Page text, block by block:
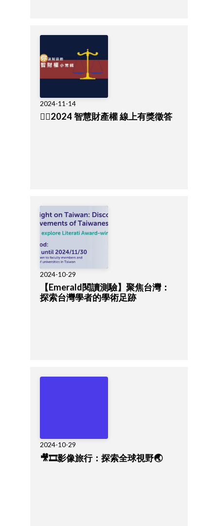
2024-11-14
🧑‍⚖️2024 智慧財產權 線上有獎徵答
2024-10-29
【Emerald閱讀測驗】聚焦台灣：
探索台灣學者的學術足跡
2024-10-29
🎥🎞️影像旅行：探索全球視野🌏